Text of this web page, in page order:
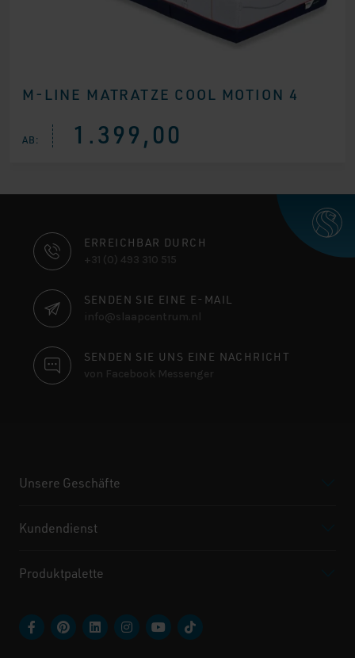
M-LINE MATRATZE COOL MOTION 4
AB: 1.399,00
KONTAKTINFORMATIONEN
ERREICHBAR DURCH
+31 (0) 493 310 515
SENDEN SIE EINE E-MAIL
info@slaapcentrum.nl
SENDEN SIE UNS EINE NACHRICHT
von Facebook Messenger
Unsere Geschäfte
Kundendienst
Produktpalette